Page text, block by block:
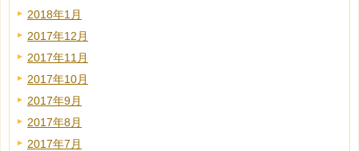
2018年1月
2017年12月
2017年11月
2017年10月
2017年9月
2017年8月
2017年7月